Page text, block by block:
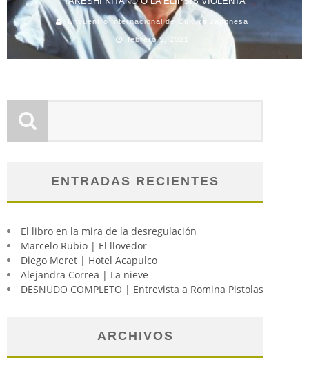
Encuentro Internacional de Cultura Japonesa
febrero 5, 2021
ENTRADAS RECIENTES
El libro en la mira de la desregulación
Marcelo Rubio | El llovedor
Diego Meret | Hotel Acapulco
Alejandra Correa | La nieve
DESNUDO COMPLETO | Entrevista a Romina Pistolas
ARCHIVOS